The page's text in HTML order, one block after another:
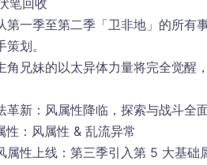
笔回收
第一季至第二季「卫非地」的所有
策划。
角兄妹的以太异体力量将完全觉醒
革新：风属性降临，探索与战斗全
性：风属性 & 乱流异常
属性上线：第三季引入第 5 大基础